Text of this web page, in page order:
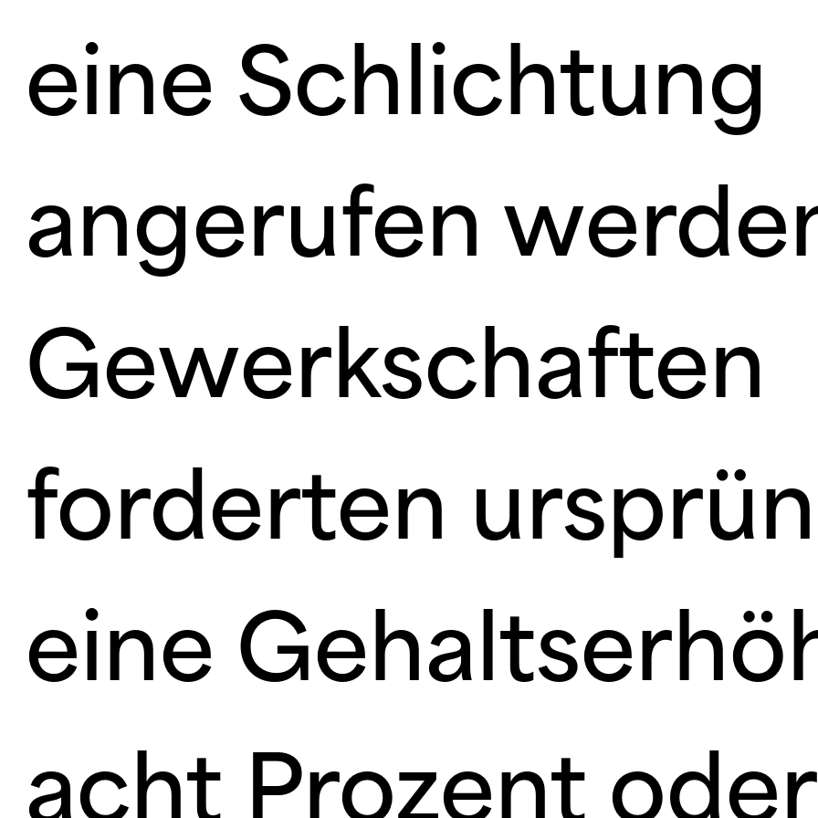
eine Schlichtung
angerufen
Gewerkschaften
forderten
eine
acht Prozent oder